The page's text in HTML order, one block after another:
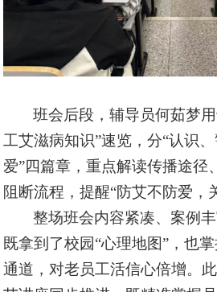
班会后段，辅导员何茹梦
工艾滋病知识”速览，分“认识
爱”四篇章，重点解读传播途径
阻断流程，提醒“防艾不防爱，
整场班会内容紧凑、案例
既拿到了校园“心理地图”，也
通道，对老员工活信心倍增。